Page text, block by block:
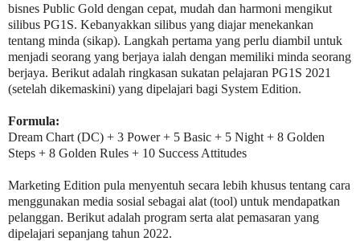
bisnes Public Gold dengan cepat, mudah dan harmoni mengikut
silibus PG1S. Kebanyakkan silibus yang diajar menekankan
tentang minda (sikap). Langkah pertama yang perlu diambil untuk
menjadi seorang yang berjaya ialah dengan memiliki minda seorang
berjaya. Berikut adalah ringkasan sukatan pelajaran PG1S 2021
(setelah dikemaskini) yang dipelajari bagi System Edition.
Formula:
Dream Chart (DC) + 3 Power + 5 Basic + 5 Night + 8 Golden
Steps + 8 Golden Rules + 10 Success Attitudes
Marketing Edition pula menyentuh secara lebih khusus tentang cara
menggunakan media sosial sebagai alat (tool) untuk mendapatkan
pelanggan. Berikut adalah program serta alat pemasaran yang
dipelajari sepanjang tahun 2022.